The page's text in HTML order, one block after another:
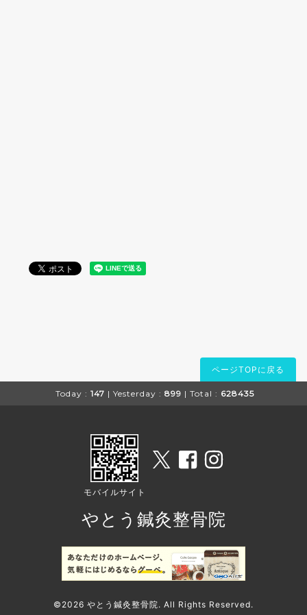
ページTOPに戻る
Today : 147 | Yesterday : 899 | Total : 628435
モバイルサイト
やとう鍼灸整骨院
©2026 やとう鍼灸整骨院. All Rights Reserved.